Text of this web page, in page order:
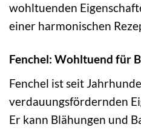
wohltuenden
einer harmonischen
Fenchel: Wohltuend für
Fenchel ist seit
verdauungsfördernden
Er kann Blähungen und